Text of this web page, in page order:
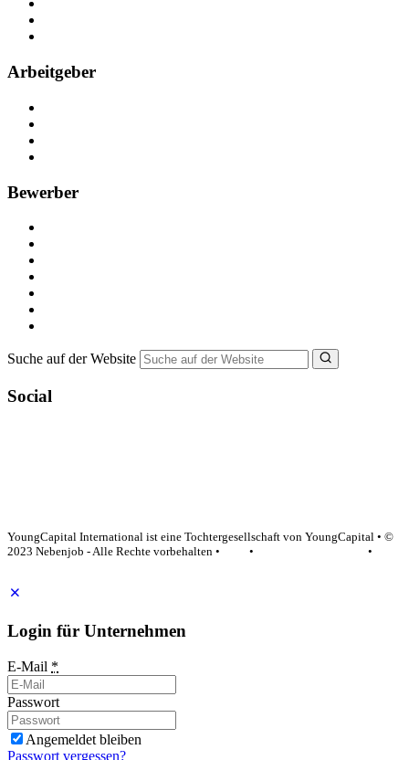
Arbeitgeber
Bewerber
Suche auf der Website
Social
YoungCapital International ist eine Tochtergesellschaft von YoungCapital • ©
2023 Nebenjob - Alle Rechte vorbehalten •
•
•
Login für Unternehmen
E-Mail *
Passwort
Angemeldet bleiben
Passwort vergessen?